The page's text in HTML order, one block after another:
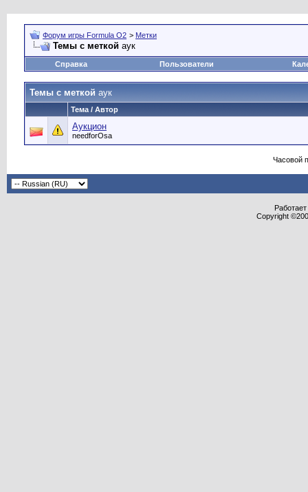
Форум игры Formula O2 > Метки
Темы с меткой аук
Справка Пользователи
Темы с меткой аук
Тема / Автор
Аукцион
needforOsa
Часовой
Copyright